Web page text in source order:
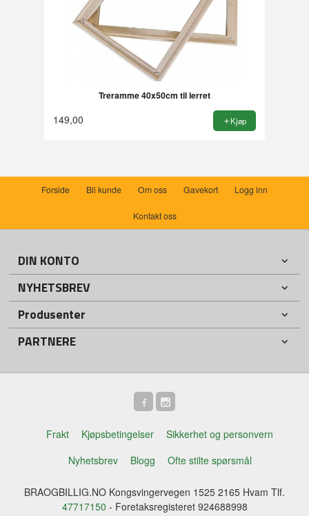
Treramme 40x50cm til lerret
149,00 Kjøp
Forside Bli kunde Om oss Gavekort Logg inn
Kontakt oss
DIN KONTO
NYHETSBREV
Produsenter
PARTNERE
Frakt Kjøpsbetingelser
Sikkerhet og personvern
Nyhetsbrev
Blogg Ofte stilte spørsmål
BRAOGBILLIG.NO Kongsvingervegen 1525 2165 Hvam Tlf.
47717150 - Foretaksregisteret 924688998